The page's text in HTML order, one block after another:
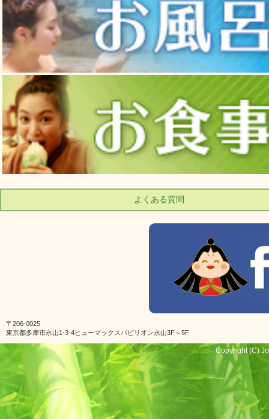
よくある質問
〒206-0025
東京都多摩市永山1-3-4ヒューマックスパビリオン永山3F～5F
Copyright (C)